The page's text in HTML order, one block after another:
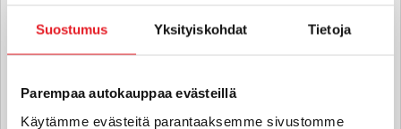
Suostumus Yksityiskohdat Tietoja
Parempaa autokauppaa evästeillä
Käytämme evästeitä parantaaksemme sivustomme
Matti Salminen
matti.salminen